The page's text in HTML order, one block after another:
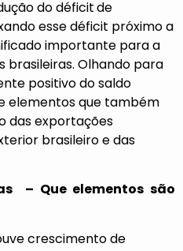
do déficitde
esse déficit próximo a
importante para a
brasileiras. Olhando para
positivo do saldo
elementos que também
das exportações
brasileiro e das
– Que elementos são
crescimento de